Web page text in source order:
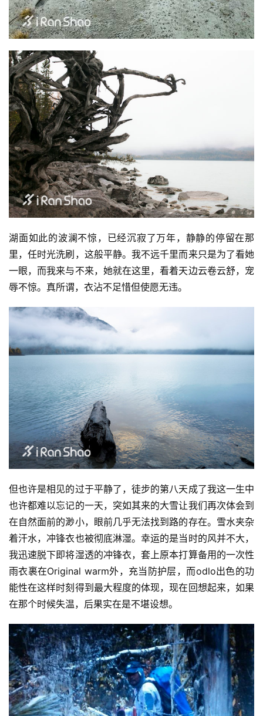
湖面如此的波澜不惊，已经沉寂了万年，静静的停留在那
里，任时光洗刷，这般平静。我不远千里而来只是为了看她
一眼，而我来与不来，她就在这里，看着天边云卷云舒，宠
辱不惊。真所谓，衣沾不足惜但使愿无违。
但也许是相见的过于平静了，徒步的第八天成了我这一生中
也许都难以忘记的一天，突如其来的大雪让我们再次体会到
在自然面前的渺小，眼前几乎无法找到路的存在。雪水夹杂
着汗水，冲锋衣也被彻底淋湿。幸运的是当时的风并不大，
我迅速脱下即将湿透的冲锋衣，套上原本打算备用的一次性
雨衣裹在Original warm外，充当防护层，而odlo出色的功
能性在这样时刻得到最大程度的体现，现在回想起来，如果
在那个时候失温，后果实在是不堪设想。